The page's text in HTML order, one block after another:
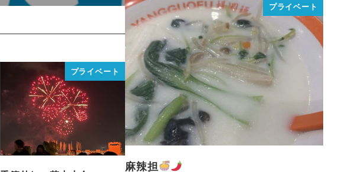
プライベート
プライベート
麻辣担